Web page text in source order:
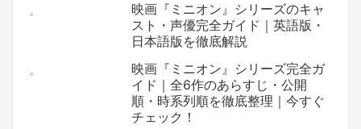
映画『ミニオン』シリーズのキャ
スト・声優完全ガイド｜英語版・
日本語版を徹底解説
映画『ミニオン』シリーズ完全ガ
イド｜全6作のあらすじ・公開
順・時系列順を徹底整理｜今すぐ
チェック！